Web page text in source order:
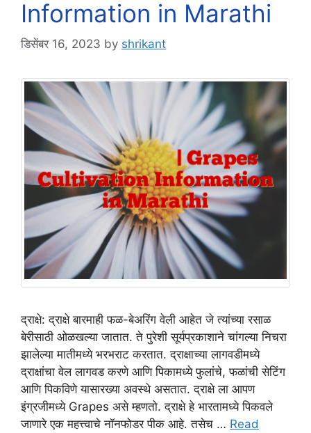
Information in Marathi
डिसेंबर 16, 2023 by shrikant
द्राक्षे: द्राक्षे बारमाही फळ-बेअरिंग वेली आहेत जे त्यांच्या रसाळ
बेरीसाठी ओळखल्या जातात. ते पुरेशी सूर्यप्रकाशाने चांगल्या निचरा
झालेल्या मातीमध्ये भरभराट करतात. द्राक्षाच्या लागवडीमध्ये
द्राक्षांचा वेल लागवड करणे आणि पिकामध्ये फुलांचे, फळांची सेटिंग
आणि पिकविणे यासारख्या अवस्थे असतात. द्राक्षे ला आपण
इंग्रजीमध्ये Grapes असे म्हणतो. द्राक्षे हे भारतामध्ये पिकवले
जाणारे एक महत्त्वाचे नॉनफोडर पीक आहे. तसेच … Read